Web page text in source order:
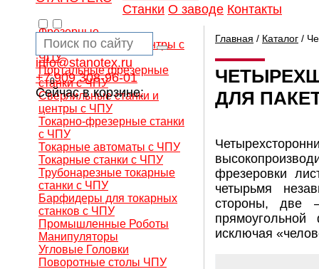
Станки О заводе Контакты
info@stanotex.ru
+7 909 308-96-01
Сейчас в корзине:
0
Фрезерные
обрабатывающие центры с
ЧПУ
Портальные фрезерные
станки с ЧПУ
Сверлильные станки и
центры с ЧПУ
Токарно-фрезерные станки
с ЧПУ
Токарные автоматы с ЧПУ
Токарные станки с ЧПУ
Трубонарезные токарные
станки с ЧПУ
Барфидеры для токарных
станков с ЧПУ
Промышленные Роботы
Манипуляторы
Угловые Головки
Поворотные столы ЧПУ
Главная / Каталог /
ДЛЯ
фрезеровки
четырьмя
стороны, две
исключая